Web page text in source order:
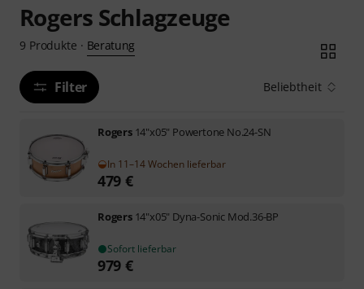
Rogers Schlagzeuge
9 Produkte · Beratung
Filter Beliebtheit
Rogers 14"x05" Powertone No.24-SN
In 11–14 Wochen lieferbar
479 €
Rogers 14"x05" Dyna-Sonic Mod.36-BP
Sofort lieferbar
979 €